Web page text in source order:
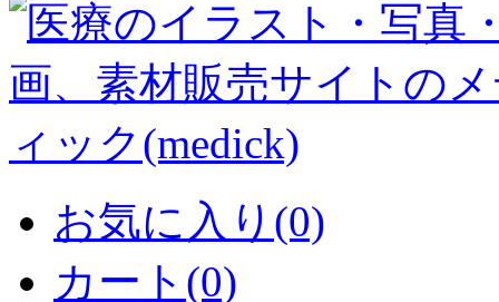
お気に入り(0)
カート(0)